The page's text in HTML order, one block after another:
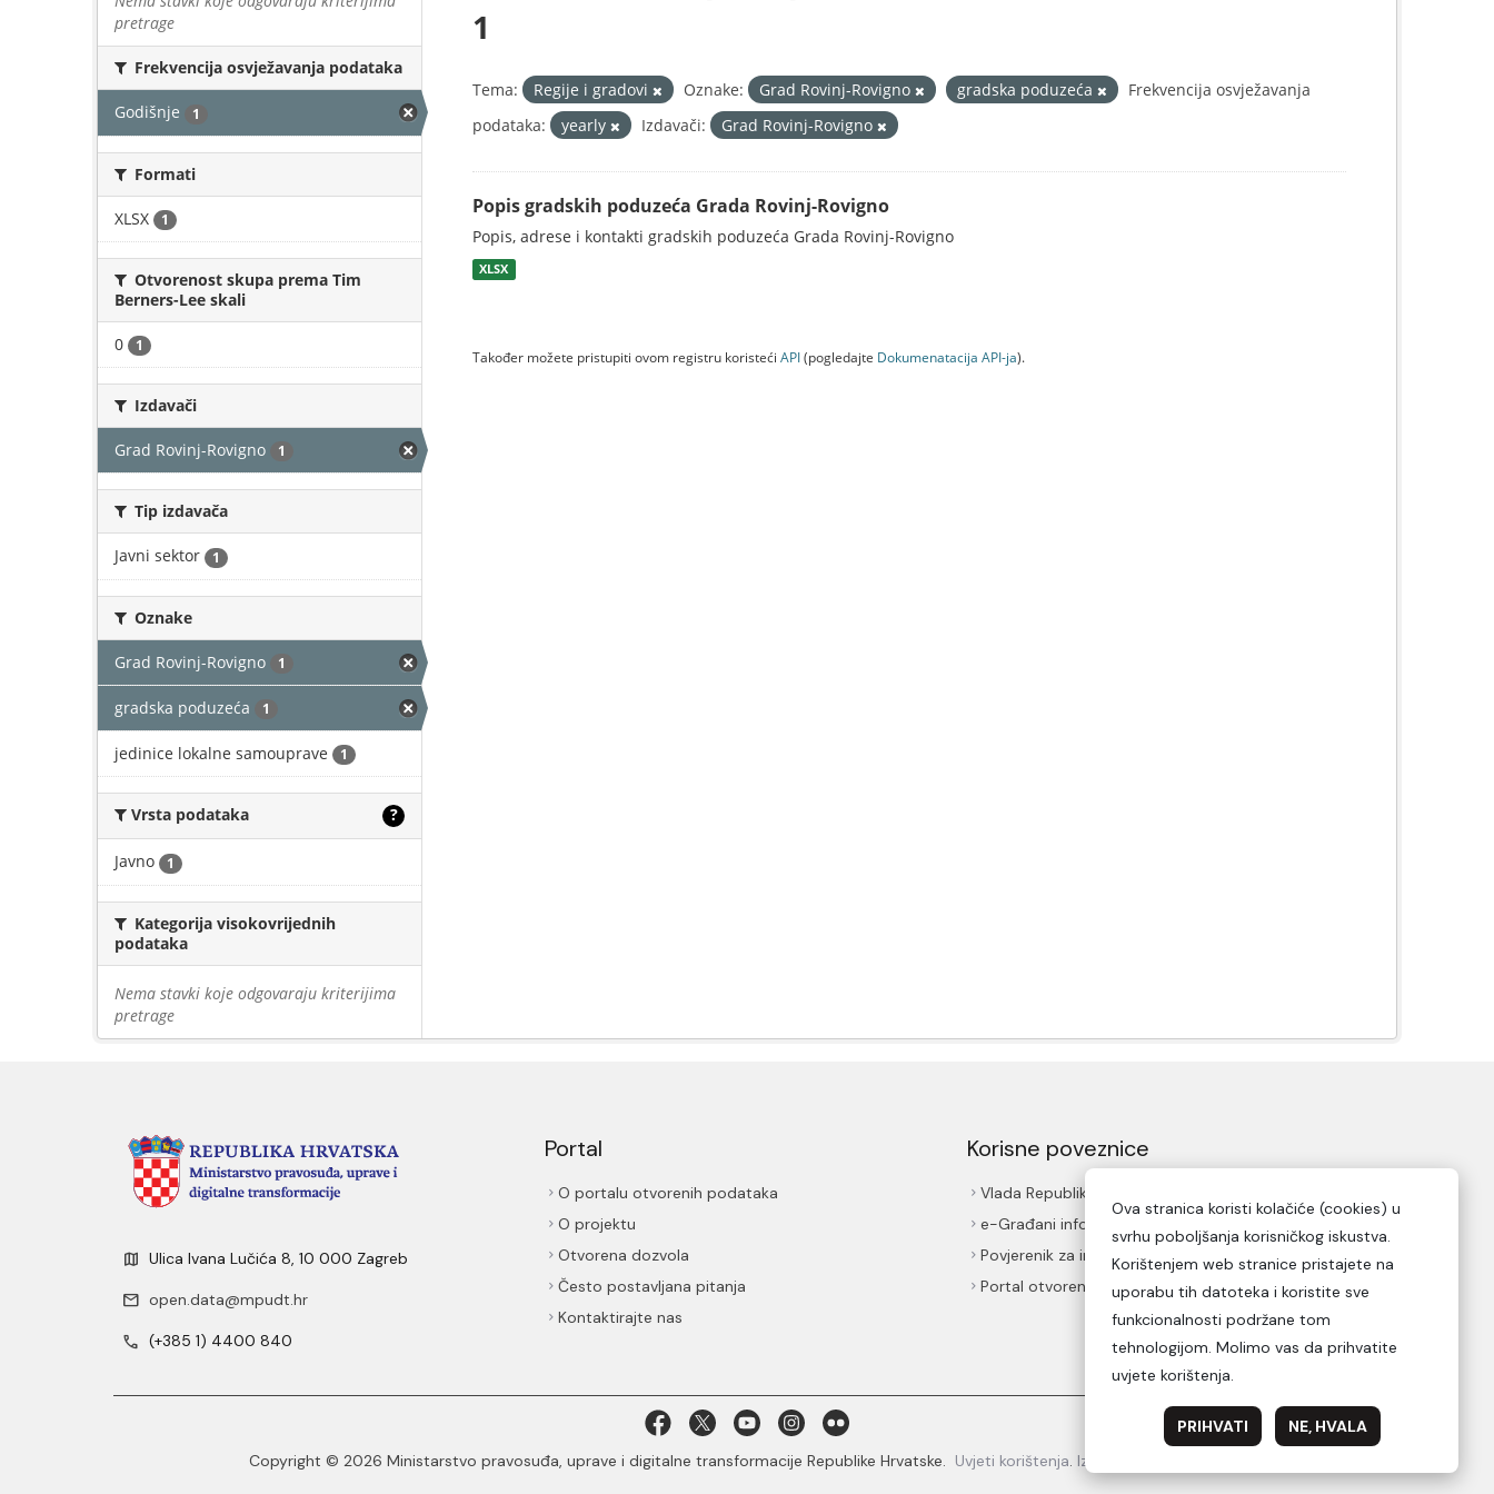
pretrage
Frekvencija osvježavanja podataka
Godišnje 1
Formati
XLSX 1
Otvorenost skupa prema Tim
Berners-Lee skali
0 1
Izdavači
Grad Rovinj-Rovigno 1
Tip izdavača
Javni sektor 1
Oznake
Grad Rovinj-Rovigno 1
gradska poduzeća 1
jedinice lokalne samouprave 1
Vrsta podataka ?
Javno 1
Kategorija visokovrijednih
podataka
Nema stavki koje odgovaraju kriterijima
pretrage
1
Tema: Regije i gradovi Oznake: Grad Rovinj-Rovigno gradska poduzeća
Frekvencija osvježavanja
podataka:
yearly Izdavači: Grad Rovinj-Rovigno
Popis gradskih poduzeća Grada Rovinj-Rovigno
Popis, adrese i kontakti gradskih poduzeća Grada Rovinj-Rovigno
XLSX
Također možete pristupiti ovom registru koristeći API(pogledajte Dokumenаtаcijа API-jа).